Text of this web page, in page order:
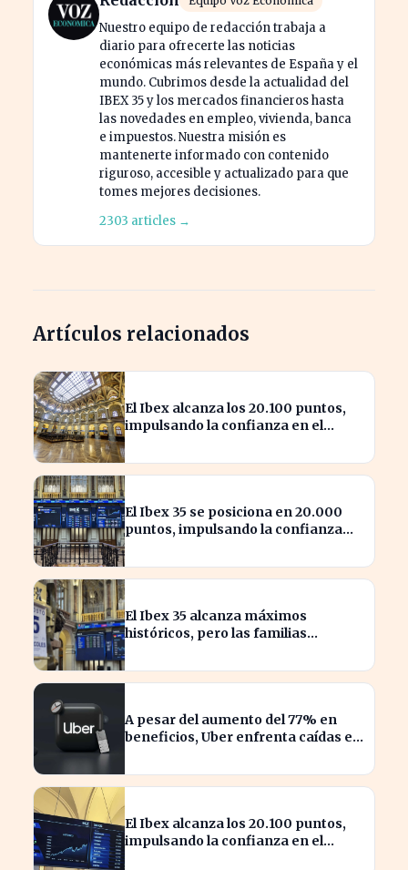
Nuestro equipo de redacción trabaja a
diario para ofrecerte las noticias
económicas más relevantes de España y el
mundo. Cubrimos desde la actualidad del
IBEX 35 y los mercados financieros hasta
las novedades en empleo, vivienda, banca
e impuestos. Nuestra misión es
mantenerte informado con contenido
riguroso, accesible y actualizado para que
tomes mejores decisiones.
2303 articles →
Artículos relacionados
El Ibex alcanza los 20.100 puntos,
impulsando la confianza en el
El Ibex 35 se posiciona en 20.000
puntos, impulsando la confianza
El Ibex 35 alcanza máximos
históricos, pero las familias
A pesar del aumento del 77% en
beneficios, Uber enfrenta caídas en
El Ibex alcanza los 20.100 puntos,
impulsando la confianza en el